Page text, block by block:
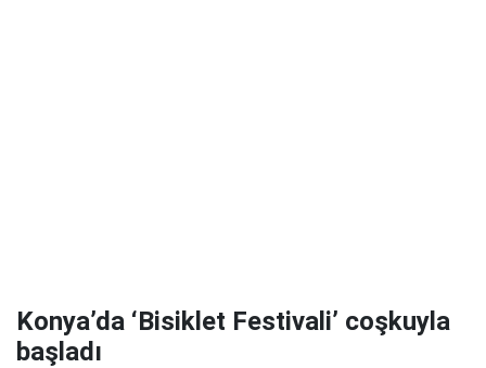
Konya’da ‘Bisiklet Festivali’ coşkuyla
başladı